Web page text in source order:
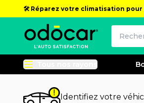
🛠️ Réparez votre climatisation
Tous nos rayons
Identifiez votre